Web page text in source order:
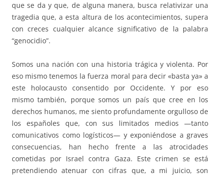
que se da y que, de alguna manera, busca relativizar una
tragedia que, a esta altura de los acontecimientos, supera
con creces cualquier alcance significativo de la palabra
“genocidio”.
Somos una nación con una historia trágica y violenta. Por
eso mismo tenemos la fuerza moral para decir «basta ya» a
este holocausto consentido por Occidente. Y por eso
mismo también, porque somos un país que cree en los
derechos humanos, me siento profundamente orgulloso de
los españoles que, con sus limitados medios —tanto
comunicativos como logísticos— y exponiéndose a graves
consecuencias, han hecho frente a las atrocidades
cometidas por Israel contra Gaza. Este crimen se está
pretendiendo atenuar con cifras que, a mi juicio, son